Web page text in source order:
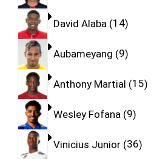
David Alaba 14
Aubameyang 9
Anthony Martial 15
Wesley Fofana 9
Vinicius Junior 36